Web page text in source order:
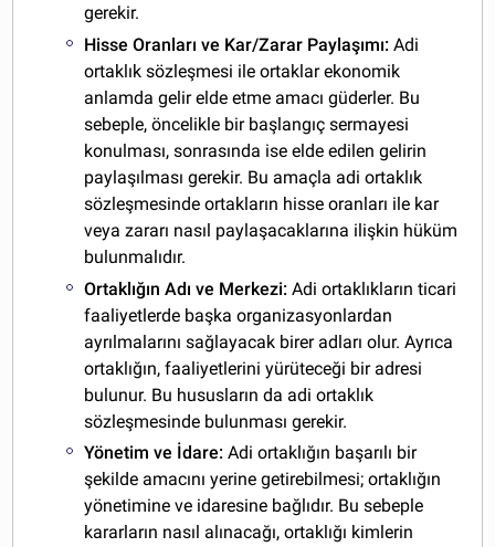
gerekir.
Hisse Oranları ve Kar/Zarar Paylaşımı:Adi
ortaklık sözleşmesi ile ortaklar ekonomik
anlamda gelir elde etme amacı güderler. Bu
sebeple, öncelikle bir başlangıç sermayesi
konulması, sonrasında ise elde edilen gelirin
paylaşılması gerekir. Bu amaçla adi ortaklık
sözleşmesinde ortakların hisse oranları ile kar
veya zararı nasıl paylaşacaklarına ilişkin hüküm
bulunmalıdır.
Ortaklığın Adı ve Merkezi:Adi ortaklıkların ticari
faaliyetlerde başka organizasyonlardan
ayrılmalarını sağlayacak birer adları olur. Ayrıca
ortaklığın, faaliyetlerini yürüteceği bir adresi
bulunur. Bu hususların da adi ortaklık
sözleşmesinde bulunması gerekir.
Yönetim ve İdare:Adi ortaklığın başarılı bir
şekilde amacını yerine getirebilmesi; ortaklığın
yönetimine ve idaresine bağlıdır. Bu sebeple
kararların nasıl alınacağı, ortaklığı kimlerin